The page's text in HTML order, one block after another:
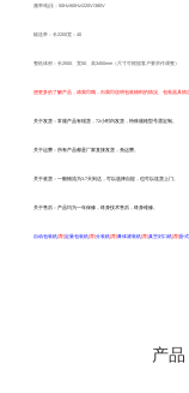
频率/电压：50Hz/60Hz/220V/380V
输送带：长2200宽：40
整机体积：长2500、宽00、高3450mm（尺寸可根据客户要求作调整）
想更多的了解产品，请我司哦，向我司说明包装物料的情况、包装器具
关于发货：常规产品有现货，72小时内发货，特殊规格型号需定制。
关于运费：所有产品都是厂家直接发货，免运费。
关于收货：一般物流为3-7天到达，可以选择自提，也可以送货上门。
关于售后：产品均为一年保修，终身技术售后，终身维修。
自动包装机[荐]定量包装机[荐]分装机[荐]膏体灌装机[荐]真空封口机[荐]卧
产品